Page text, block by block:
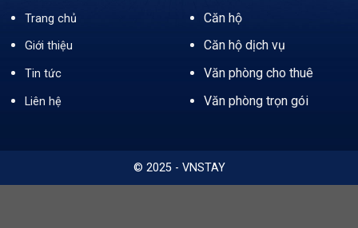
Trang chủ
Giới thiệu
Tin tức
Liên hệ
Căn hộ
Căn hộ dịch vụ
Văn phòng cho thuê
Văn phòng trọn gói
© 2025 - VNSTAY